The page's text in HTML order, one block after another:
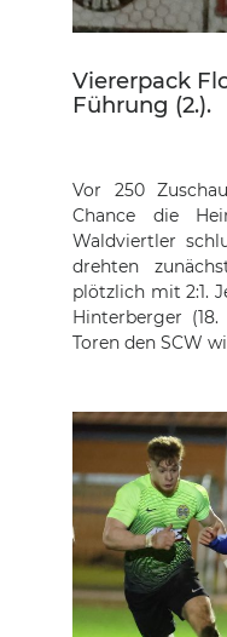
Viererpack
Führung (2.).
Vor 250
Chance die
Waldviertler
drehten
plötzlich mit 2:1.
Hinterberger
Toren den SCW